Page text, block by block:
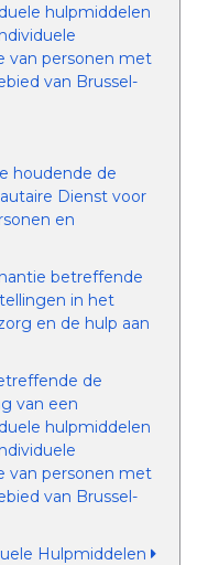
hulpmiddelen
van personen met
van Brussel-
houdende de
Dienst voor
en
betreffende
in het
en de hulp aan
de
van een
hulpmiddelen
van personen met
van Brussel-
Hulpmiddelen